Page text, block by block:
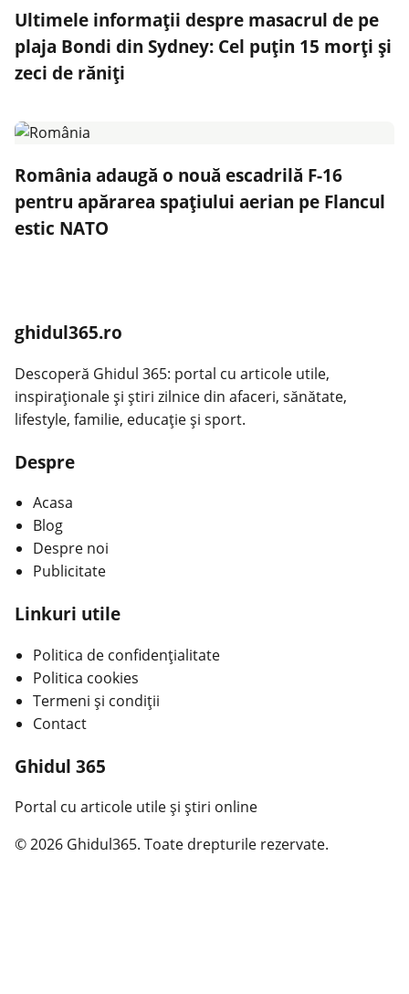
Ultimele informații despre masacrul de pe
plaja Bondi din Sydney: Cel puțin 15 morți și
zeci de răniți
România adaugă o nouă escadrilă F-16
pentru apărarea spațiului aerian pe Flancul
estic NATO
ghidul365.ro
Descoperă Ghidul 365: portal cu articole utile,
inspiraționale și știri zilnice din afaceri, sănătate,
lifestyle, familie, educație și sport.
Despre
Acasa
Blog
Despre noi
Publicitate
Linkuri utile
Politica de confidențialitate
Politica cookies
Termeni și condiții
Contact
Ghidul 365
Portal cu articole utile și știri online
© 2026 Ghidul365. Toate drepturile rezervate.